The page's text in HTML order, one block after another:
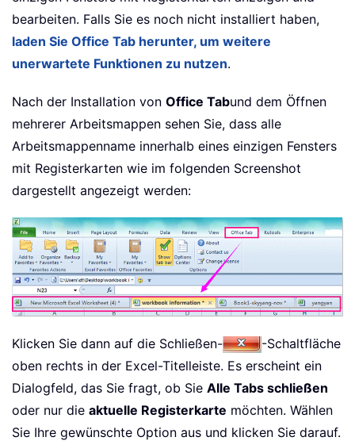
bearbeiten. Falls Sie es noch nicht installiert haben,
laden Sie Office Tab herunter, um weitere
unerwartete Funktionen zu nutzen.
Nach der Installation von Office Tabund dem Öffnen
mehrerer Arbeitsmappen sehen Sie, dass alle
Arbeitsmappenname innerhalb eines einzigen Fensters
mit Registerkarten wie im folgenden Screenshot
dargestellt angezeigt werden:
Klicken Sie dann auf die Schließen-
-Schaltfläche
oben rechts in der Excel-Titelleiste. Es erscheint ein
Dialogfeld, das Sie fragt, ob Sie Alle Tabs schließen
oder nur die aktuelle Registerkarte möchten. Wählen
Sie Ihre gewünschte Option aus und klicken Sie darauf.